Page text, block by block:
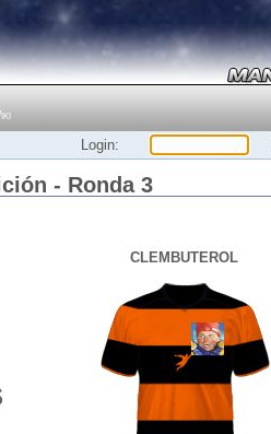
Login:
- Ronda 3
CLEMBUTEROL